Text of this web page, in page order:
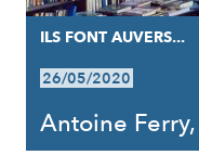
ILS FONT AUVERS...
26/05/2020
Antoine